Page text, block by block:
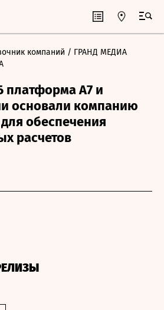
компаний / ГРАНД МЕДИА
платформа А7 и
основали компанию
обеспечения
расчетов